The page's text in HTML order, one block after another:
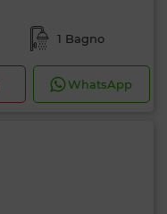
1 Bagno
WhatsApp